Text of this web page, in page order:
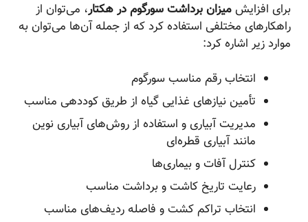
برای افزایشمیزان برداشت سورگوم در هکتار، می‌توان از
راهکارهای مختلفی استفاده کرد که از جمله آن‌ها می‌توان به
موارد زیر اشاره کرد:
انتخاب رقم مناسب سورگوم
تأمین نیازهای غذایی گیاه از طریق کوددهی مناسب
مدیریت آبیاری و استفاده از روش‌های آبیاری نوین
مانند آبیاری قطره‌ای
کنترل آفات و بیماری‌ها
رعایت تاریخ کاشت و برداشت مناسب
انتخاب تراکم کشت و فاصله ردیف‌های مناسب